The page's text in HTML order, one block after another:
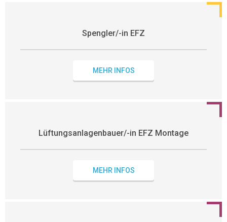
Spengler/-in EFZ
MEHR INFOS
Lüftungsanlagenbauer/-in EFZ Montage
MEHR INFOS